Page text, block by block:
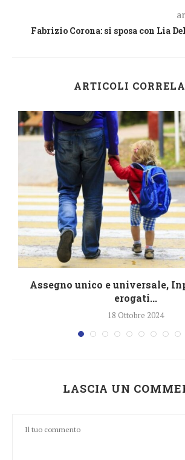
Fabrizio Corona: si sposa con Lia
ARTICOLI
Assegno unico e universale,
erogati...
18 Ottobre 2024
LASCIA UN